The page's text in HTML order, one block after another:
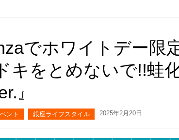
でホワイトデー限
キをとめないで!!蛙
』
ント 銀座ライフスタイル 2025年2月20日